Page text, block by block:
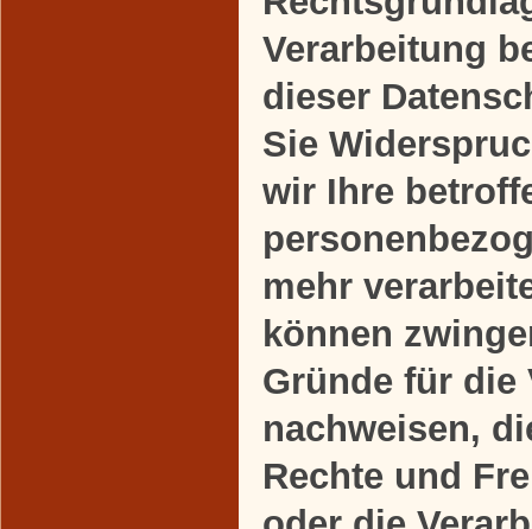
Verarbeitung
dieser
Sie
wir Ihre
mehr
können
Gründe für die
nachweisen,
Rechte und